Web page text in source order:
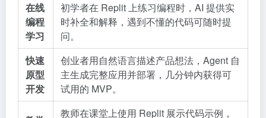
在线
编程
学习
初学者在 Replit 上练习编程时，AI 提供实
时补全和解释，遇到不懂的代码可随时提
问。
快速
原型
开发
创业者用自然语言描述产品想法，Agent 自
主生成完整应用并部署，几分钟内获得可
试用的 MVP。
教师在课堂上使用 Replit 展示代码示例，